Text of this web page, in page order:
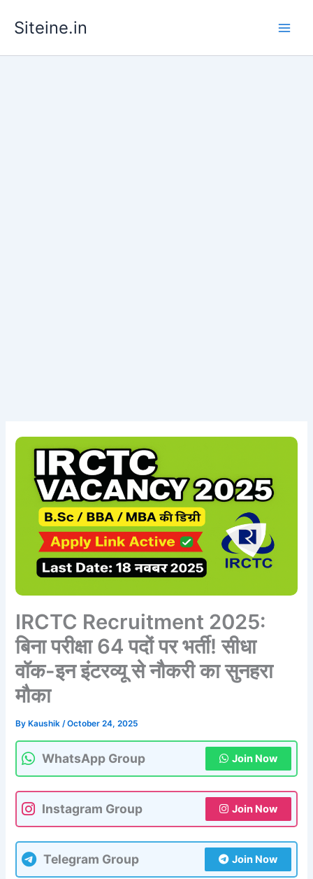
Siteine.in
IRCTC Recruitment 2025:
बिना परीक्षा 64 पदों पर भर्ती! सीधा
वॉक-इन इंटरव्यू से नौकरी का सुनहरा
मौका
By Kaushik/October 24, 2025
WhatsApp Group Join Now
Instagram Group Join Now
Telegram Group Join Now